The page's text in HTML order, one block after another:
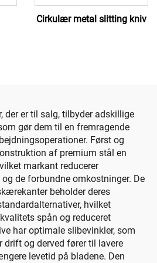
Cirkulær metal slitting kniv
der er til salg, tilbyder adskillige
gør dem til en fremragende
Først og
af premium stål en
markant reducerer
de forbundne omkostninger. De
beholder deres
hvilket
spån og reduceret
har optimale slibevinkler, som
drift og derved fører til lavere
levetid på bladene. Den